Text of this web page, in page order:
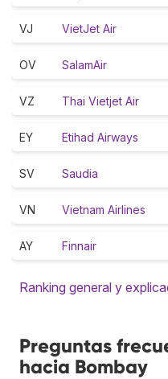
VJ VietJet Air
OV SalamAir
VZ Thai Vietjet Air
EY Etihad Airways
SV Saudia
VN Vietnam Airlines
AY Finnair
Ranking general y
Preguntas
hacia Bombay